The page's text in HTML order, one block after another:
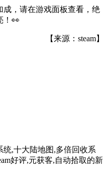
成，请在游戏面板查看，绝
！👀
【来源：steam】
,十大陆地图,多倍回收系
好评,元获客,自动拾取的新